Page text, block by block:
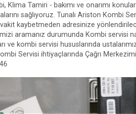
Klima Tamiri - bakımı ve onarımı
sağlıyoruz. Tunalı Ariston Kombi
kaybetmeden adresinize
aramanız durumunda Kombi servisi
ve kombi servisi hususlarında
Servisi ihtiyaçlarında Çağrı